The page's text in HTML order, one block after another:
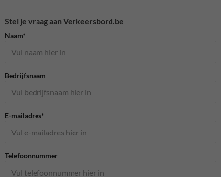
Stel je vraag aan Verkeersbord.be
Naam*
Bedrijfsnaam
E-mailadres*
Telefoonnummer